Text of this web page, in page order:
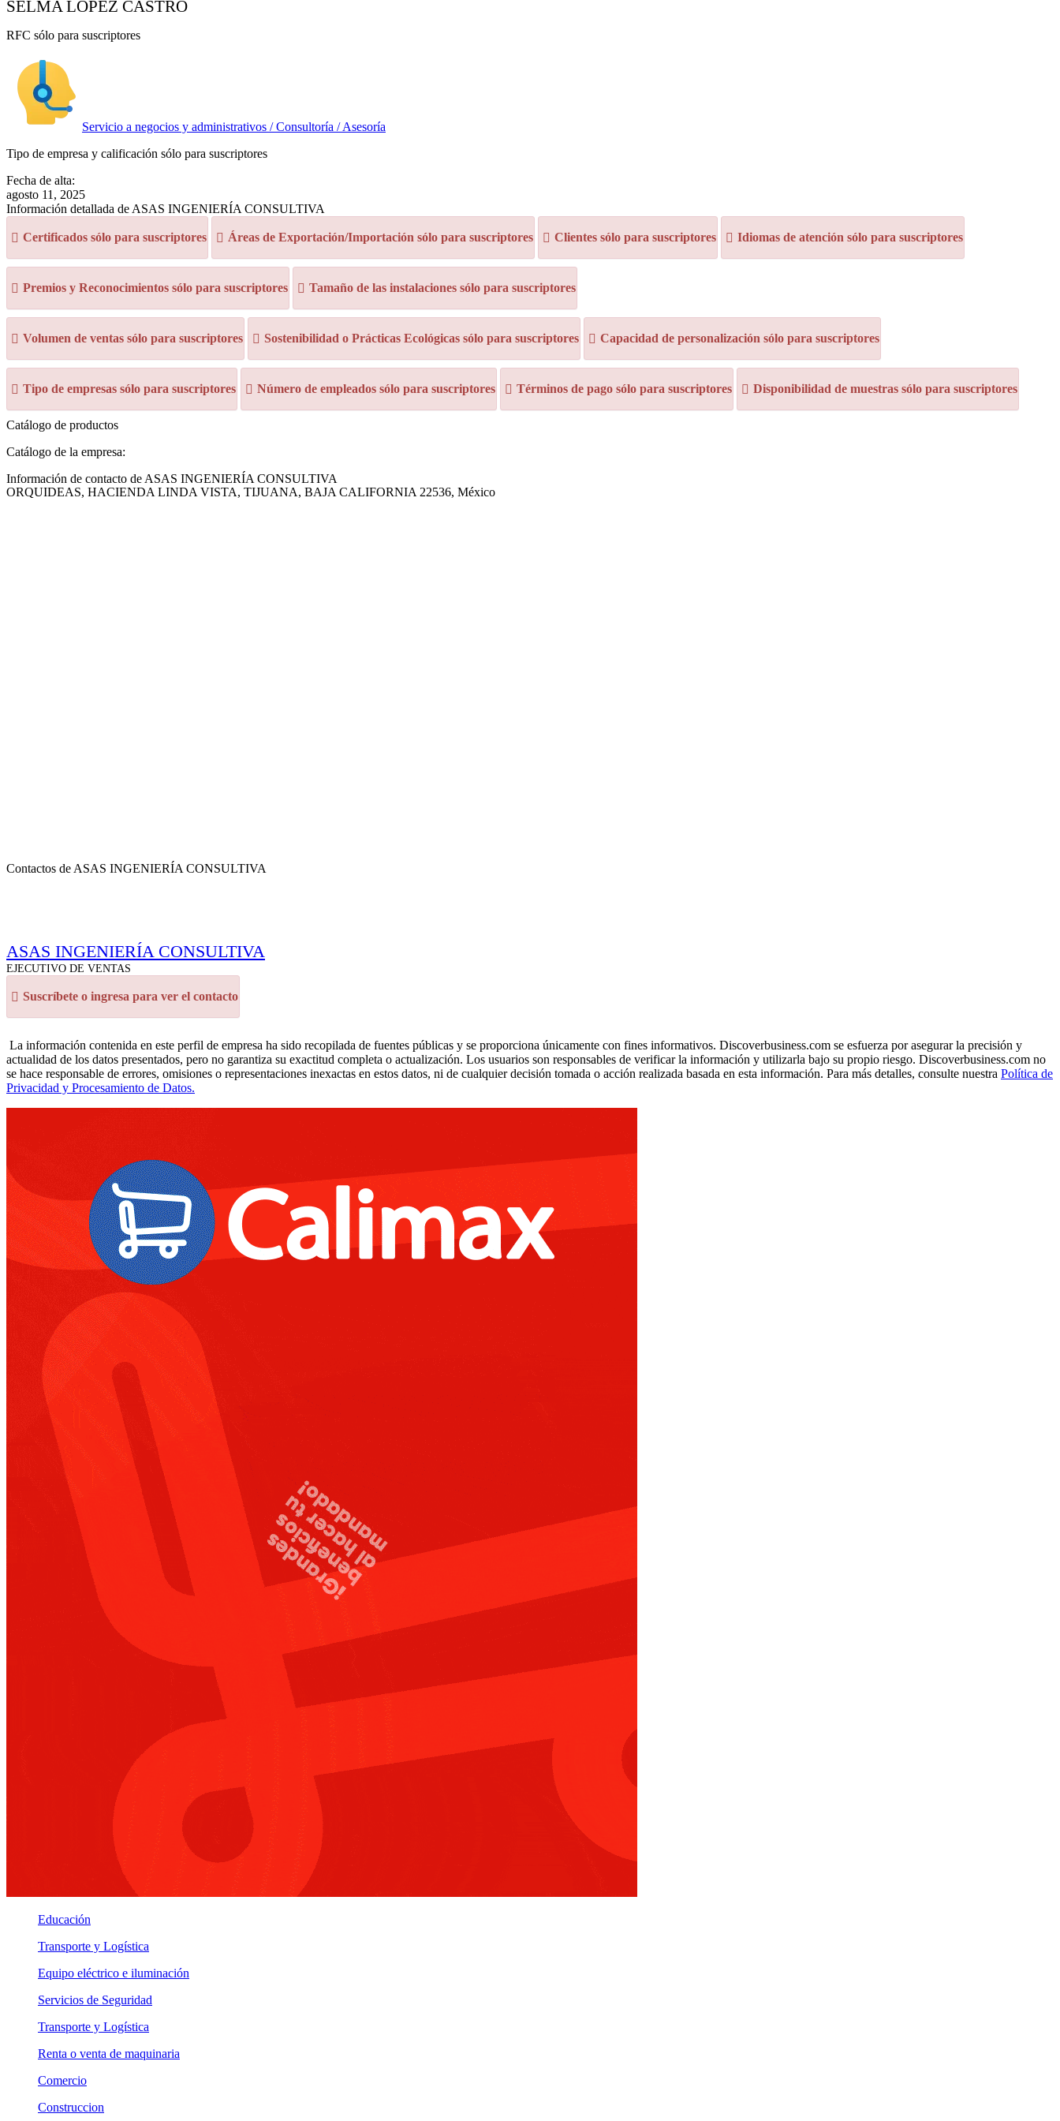
SELMA LOPEZ CASTRO
RFC sólo para suscriptores
Servicio a negocios y administrativos / Consultoría / Asesoría
Tipo de empresa y calificación sólo para suscriptores
Fecha de alta:
agosto 11, 2025
Información detallada de ASAS INGENIERÍA CONSULTIVA
Certificados sólo para suscriptores Áreas de Exportación/Importación sólo para suscriptores Clientes sólo para suscriptores Idiomas de atención sólo para suscriptores
Premios y Reconocimientos sólo para suscriptores Tamaño de las instalaciones sólo para suscriptores
Volumen de ventas sólo para suscriptores Sostenibilidad o Prácticas Ecológicas sólo para suscriptores Capacidad de personalización sólo para suscriptores
Tipo de empresas sólo para suscriptores Número de empleados sólo para suscriptores Términos de pago sólo para suscriptores Disponibilidad de muestras sólo para suscriptores
Catálogo de productos
Catálogo de la empresa:
Información de contacto de ASAS INGENIERÍA CONSULTIVA
ORQUIDEAS, HACIENDA LINDA VISTA, TIJUANA, BAJA CALIFORNIA 22536, México
Contactos de ASAS INGENIERÍA CONSULTIVA
ASAS INGENIERÍA CONSULTIVA
EJECUTIVO DE VENTAS
Suscríbete o ingresa para ver el contacto
La información contenida en este perfil de empresa ha sido recopilada de fuentes públicas y se proporciona únicamente con fines informativos. Discoverbusiness.com se esfuerza por asegurar la precisión y
actualidad de los datos presentados, pero no garantiza su exactitud completa o actualización. Los usuarios son responsables de verificar la información y utilizarla bajo su propio riesgo. Discoverbusiness.com no
se hace responsable de errores, omisiones o representaciones inexactas en estos datos, ni de cualquier decisión tomada o acción realizada basada en esta información. Para más detalles, consulte nuestra Política de
Privacidad y Procesamiento de Datos.
Educación
Transporte y Logística
Equipo eléctrico e iluminación
Servicios de Seguridad
Transporte y Logística
Renta o venta de maquinaria
Comercio
Construccion